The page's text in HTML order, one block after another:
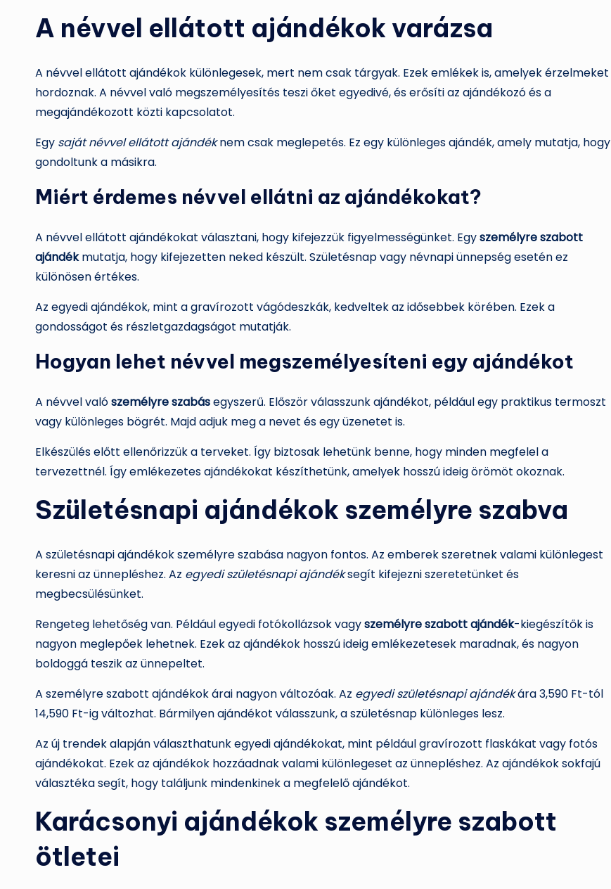
A névvel ellátott ajándékok varázsa
A névvel ellátott ajándékok különlegesek, mert nem csak tárgyak. Ezek emlékek is, amelyek érzelmeket
hordoznak. A névvel való megszemélyesítés teszi őket egyedivé, és erősíti az ajándékozó és a
megajándékozott közti kapcsolatot.
Egy saját névvel ellátott ajándéknem csak meglepetés. Ez egy különleges ajándék, amely mutatja, hogy
gondoltunk a másikra.
Miért érdemes névvel ellátni az ajándékokat?
A névvel ellátott ajándékokat választani, hogy kifejezzük figyelmességünket. Egyszemélyre szabott
ajándékmutatja, hogy kifejezetten neked készült. Születésnap vagy névnapi ünnepség esetén ez
különösen értékes.
Az egyedi ajándékok, mint a gravírozott vágódeszkák, kedveltek az idősebbek körében. Ezek a
gondosságot és részletgazdagságot mutatják.
Hogyan lehet névvel megszemélyesíteni egy ajándékot
A névvel valószemélyre szabásegyszerű. Először válasszunk ajándékot, például egy praktikus termoszt
vagy különleges bögrét. Majd adjuk meg a nevet és egy üzenetet is.
Elkészülés előtt ellenőrizzük a terveket. Így biztosak lehetünk benne, hogy minden megfelel a
tervezettnél. Így emlékezetes ajándékokat készíthetünk, amelyek hosszú ideig örömöt okoznak.
Születésnapi ajándékok személyre szabva
A születésnapi ajándékok személyre szabása nagyon fontos. Az emberek szeretnek valami különlegest
keresni az ünnepléshez. Az egyedi születésnapi ajándéksegít kifejezni szeretetünket és
megbecsülésünket.
Rengeteg lehetőség van. Például egyedi fotókollázsok vagyszemélyre szabott ajándék-kiegészítők is
nagyon meglepőek lehetnek. Ezek az ajándékok hosszú ideig emlékezetesek maradnak, és nagyon
boldoggá teszik az ünnepeltet.
A személyre szabott ajándékok árai nagyon változóak. Az egyedi születésnapi ajándékára 3,590 Ft-tól
14,590 Ft-ig változhat. Bármilyen ajándékot válasszunk, a születésnap különleges lesz.
Az új trendek alapján választhatunk egyedi ajándékokat, mint például gravírozott flaskákat vagy fotós
ajándékokat. Ezek az ajándékok hozzáadnak valami különlegeset az ünnepléshez. Az ajándékok sokfajú
választéka segít, hogy találjunk mindenkinek a megfelelő ajándékot.
Karácsonyi ajándékok személyre szabott
ötletei